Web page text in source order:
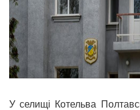
У селищі Котельва